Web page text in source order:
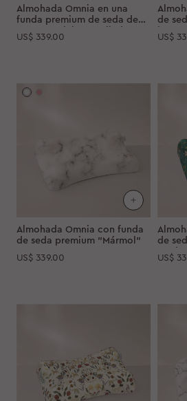
Almohada Omnia en una
funda premium de seda de
morera "Cielo estrellado"
US$ 339.00
de
lunar"
US$
Almohada Omnia con funda
de seda premium "Mármol"
US$ 339.00
de
verde
US$